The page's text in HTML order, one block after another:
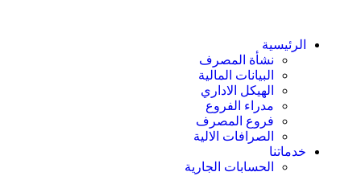
الرئيسية
نشأة المصرف
البيانات المالية
الهيكل الاداري
مدراء الفروع
فروع المصرف
الصرافات الالية
خدماتنا
الحسابات الجارية